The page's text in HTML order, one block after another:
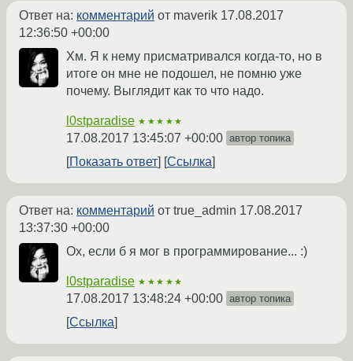
Ответ на: комментарий от maverik 17.08.2017
12:36:50 +00:00
Хм. Я к нему присматривался когда-то, но в
итоге он мне не подошел, не помню уже
почему. Выглядит как то что надо.
l0stparadise ★★★★★
17.08.2017 13:45:07 +00:00 автор топика
Показать ответ Ссылка
Ответ на: комментарий от true_admin 17.08.2017
13:37:30 +00:00
Ох, если б я мог в программирование... :)
l0stparadise ★★★★★
17.08.2017 13:48:24 +00:00 автор топика
Ссылка